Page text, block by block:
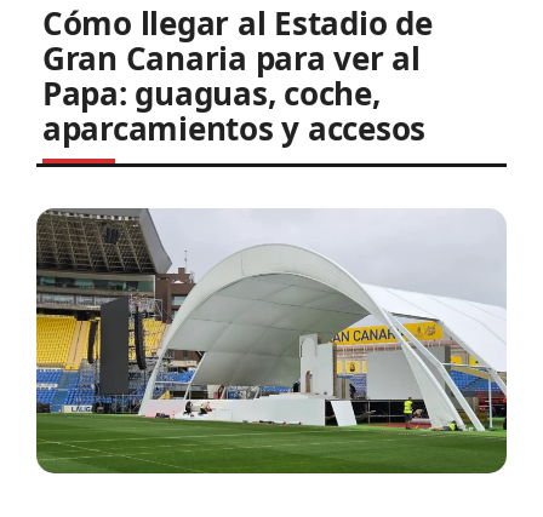
Cómo llegar al Estadio de
Gran Canaria para ver al
Papa: guaguas, coche,
aparcamientos y accesos